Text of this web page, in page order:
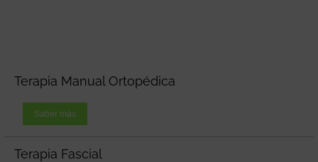
Terapia Manual Ortopédica
Saber más
Terapia Fascial